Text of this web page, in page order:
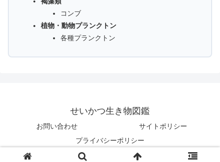
コンブ
植物・動物プランクトン
各種プランクトン
せいかつ生き物図鑑
お問い合わせ
サイトポリシー
プライバシーポリシー
© 2025 せいかつ生き物図鑑.